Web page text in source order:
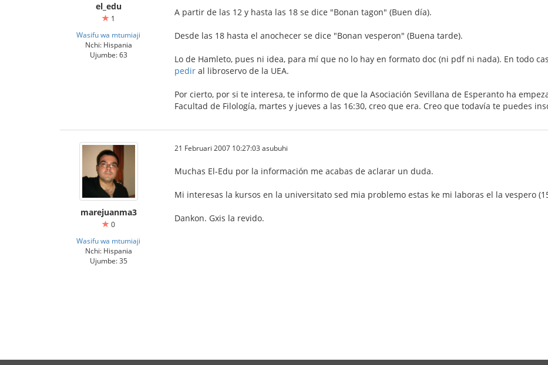
el_edu
1
Wasifu wa mtumiaji
Nchi: Hispania
Ujumbe: 63
A partir de las 12 y hasta las 18 se dice "Bonan tagon" (Buen día).
Desde las 18 hasta el anochecer se dice "Bonan vesperon" (Buena tarde).
Lo de Hamleto, pues ni idea, para mí que no lo hay en formato doc (ni pdf ni nada). En todo
pedir al libroservo de la UEA.
Por cierto, por si te interesa, te informo de que la Asociación Sevillana de Esperanto ha
Facultad de Filología, martes y jueves a las 16:30, creo que era. Creo que todavía te puedes
marejuanma3
0
Wasifu wa mtumiaji
Nchi: Hispania
Ujumbe: 35
21 Februari 2007 10:27:03 asubuhi
Muchas El-Edu por la información me acabas de aclarar un duda.
Mi interesas la kursos en la universitato sed mia problemo estas ke mi laboras el la vespero
Dankon. Gxis la revido.